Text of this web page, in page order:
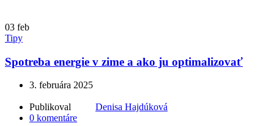
03 feb
Tipy
Spotreba energie v zime a ako ju optimalizovať
3. februára 2025
Publikoval
Denisa Hajdúková
0 komentáre